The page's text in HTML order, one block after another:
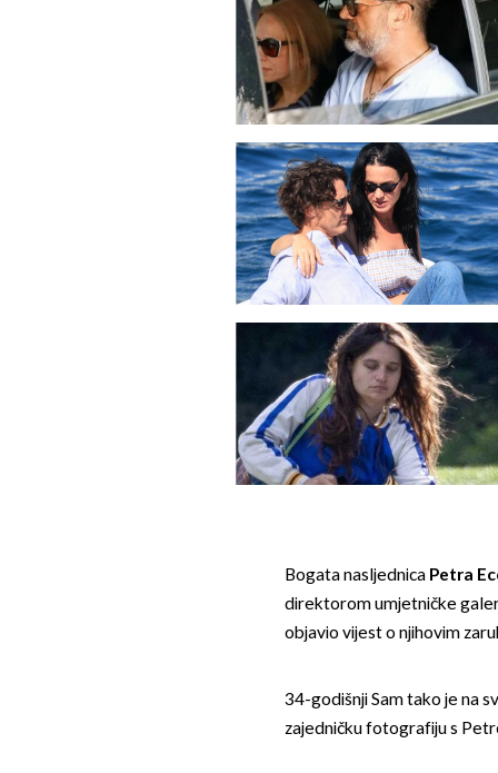
Bogata nasljednica Petra
direktorom umjetničke
objavio vijest o njihovim
34-godišnji Sam tako je na
zajedničku fotografiju s